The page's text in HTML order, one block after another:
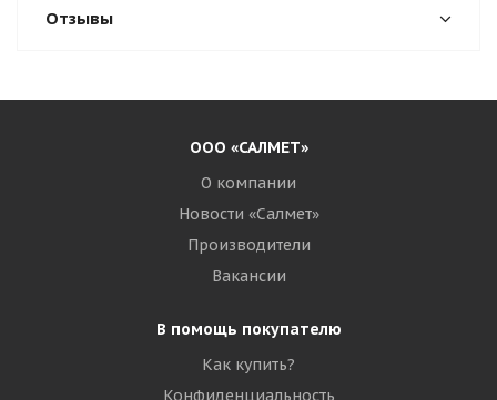
Отзывы
ООО «САЛМЕТ»
О компании
Новости «Салмет»
Производители
Вакансии
В помощь покупателю
Как купить?
Конфиденциальность